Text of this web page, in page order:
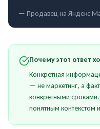
— Продавец на Яндекс
Почему этот ответ
Конкретная
— не маркетинг, а
конкретными
понятным контекстом